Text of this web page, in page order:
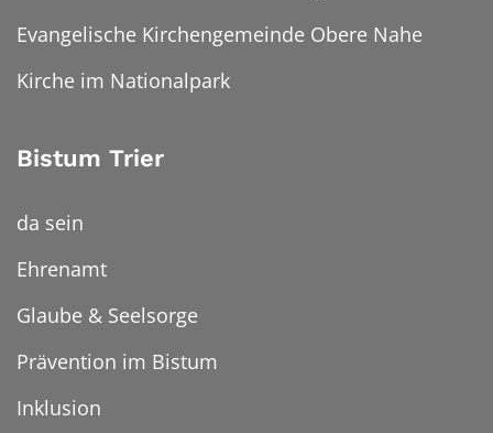
Evangelische Kirchengemeinde Obere Nahe
Kirche im Nationalpark
Bistum Trier
da sein
Ehrenamt
Glaube & Seelsorge
Prävention im Bistum
Inklusion